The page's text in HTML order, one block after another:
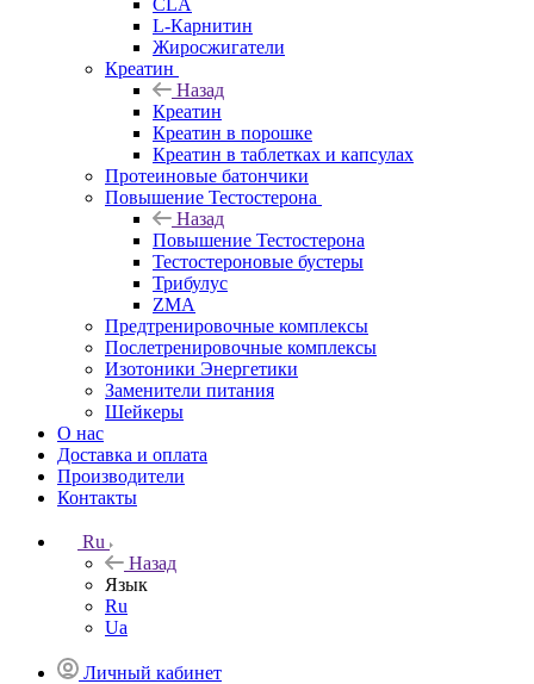
CLA
L-Карнитин
Жиросжигатели
Креатин
Назад
Креатин
Креатин в порошке
Креатин в таблетках и капсулах
Протеиновые батончики
Повышение Тестостерона
Назад
Повышение Тестостерона
Тестостероновые бустеры
Трибулус
ZMA
Предтренировочные комплексы
Послетренировочные комплексы
Изотоники Энергетики
Заменители питания
Шейкеры
О нас
Доставка и оплата
Производители
Контакты
Ru
Назад
Язык
Ru
Ua
Личный кабинет